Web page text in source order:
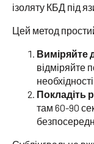
ізоляту КБД під
Цей метод
Виміряйте
відміряйте
Покладіть
там 60-90